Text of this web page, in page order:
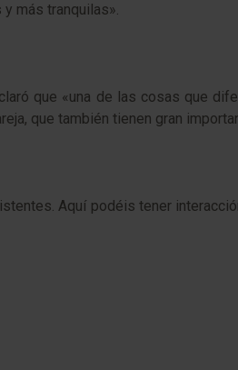
más tranquilas».
que «una de las cosas que
que también tienen gran
Aquí podéis tener